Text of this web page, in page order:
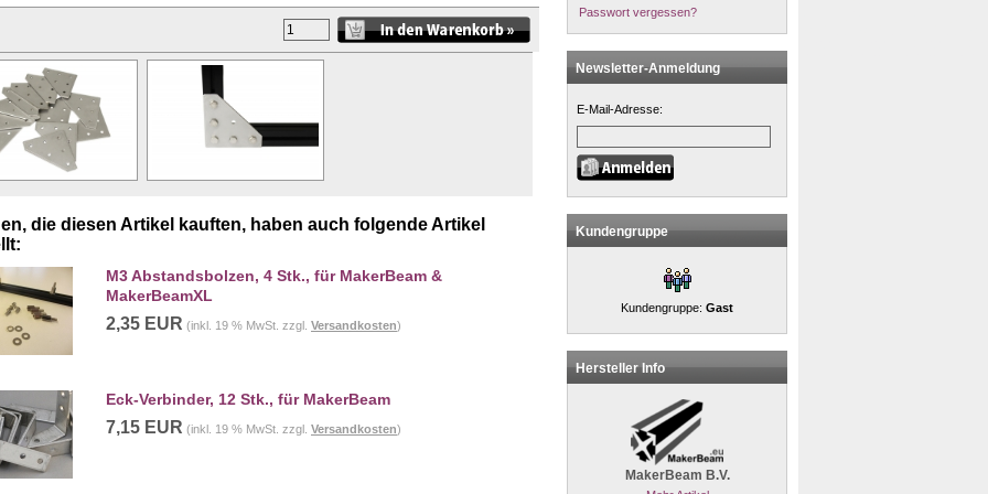
die diesen Artikel kauften, haben auch folgende Artikel
M3 Abstandsbolzen, 4 Stk., für MakerBeam &
MakerBeamXL
2,35 EUR (inkl. 19 % MwSt. zzgl. Versandkosten)
Eck-Verbinder, 12 Stk., für MakerBeam
7,15 EUR (inkl. 19 % MwSt. zzgl. Versandkosten)
Passwort vergessen?
Newsletter-Anmeldung
E-Mail-Adresse:
Kundengruppe
Kundengruppe: Gast
Hersteller Info
MakerBeam B.V.